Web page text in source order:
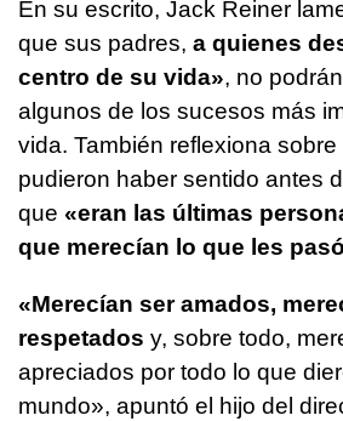
En su escrito, Jack Reiner
que sus padres, a quienes
centro de su vida», no
algunos de los sucesos más
vida. También reflexiona
pudieron haber sentido antes
que «eran las últimas
que merecían lo que les
«Merecían ser amados,
respetados y, sobre todo,
apreciados por todo lo que
mundo», apuntó el hijo del